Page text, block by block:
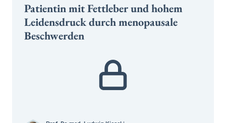
Patientin mit Fettleber und hohem
Leidensdruck durch menopausale
Beschwerden